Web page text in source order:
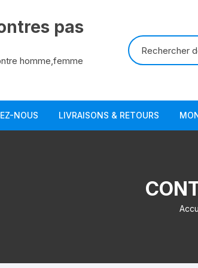
pas
homme,femme
NOUS LIVRAISONS & RETOURS